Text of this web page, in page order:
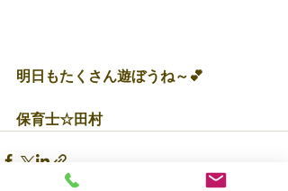
明日もたくさん遊ぼうね～💕
保育士☆田村